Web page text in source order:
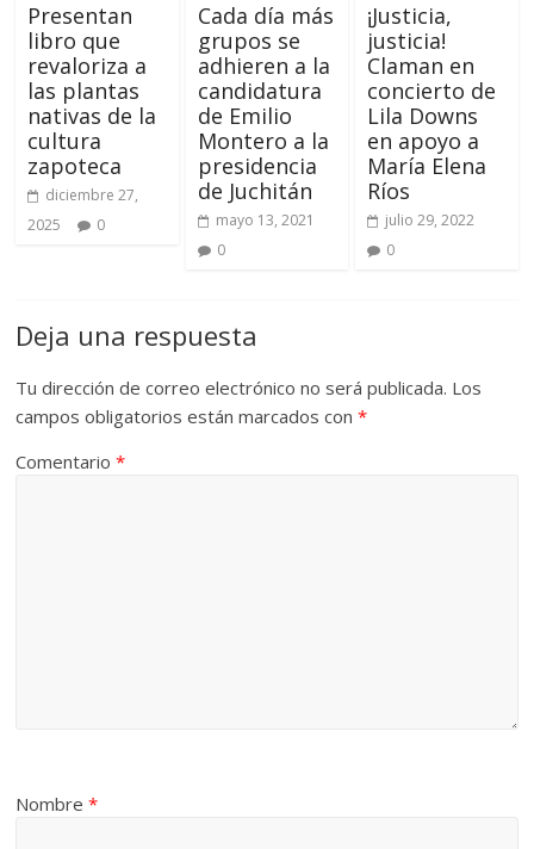
Presentan
libro que
revaloriza a
las plantas
nativas de la
cultura
zapoteca
diciembre 27,
2025
0
Cada día más
grupos se
adhieren a la
candidatura
de Emilio
Montero a la
presidencia
de Juchitán
mayo 13, 2021
0
¡Justicia,
justicia!
Claman en
concierto de
Lila Downs
en apoyo a
María Elena
Ríos
julio 29, 2022
0
Deja una respuesta
Tu dirección de correo electrónico no será publicada. Los
campos obligatorios están marcados con*
Comentario*
Nombre*